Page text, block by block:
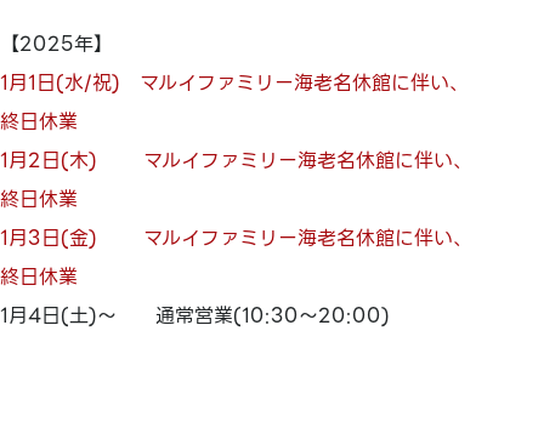
【2025年】
1月1日(水/祝) マルイファミリー海老名休館に伴い、
終日休業
1月2日(木) マルイファミリー海老名休館に伴い、
終日休業
1月3日(金) マルイファミリー海老名休館に伴い、
終日休業
1月4日(土)～ 通常営業(10:30～20:00)